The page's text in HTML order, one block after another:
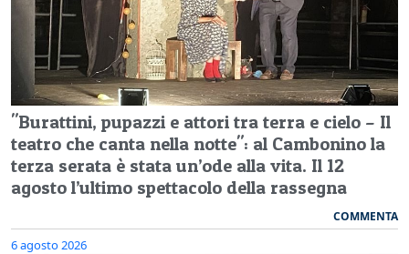
"Burattini, pupazzi e attori tra terra e cielo – Il
teatro che canta nella notte": al Cambonino la
terza serata è stata un’ode alla vita. Il 12
agosto l’ultimo spettacolo della rassegna
COMMENTA
6 agosto 2026